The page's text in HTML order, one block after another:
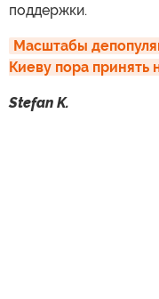
поддержки.
Масштабы
Киеву пора принять
Stefan K.